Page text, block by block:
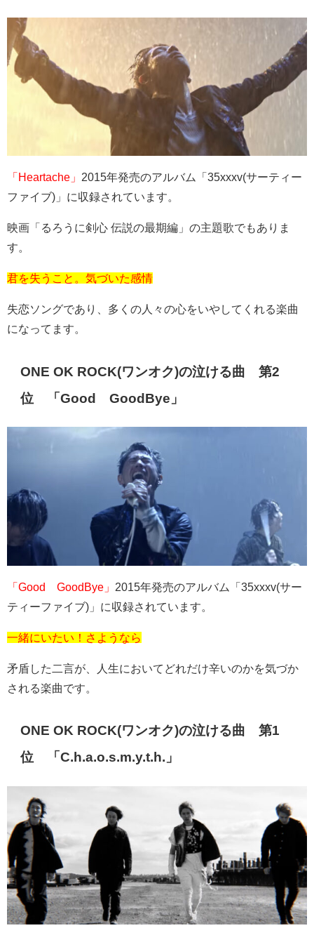
「Heartache」 2015年発売のアルバム「 35xxxv(サーティー
ファイブ) 」に収録されています。
映画「るろうに剣心 伝説の最期編」の主題歌でもありま
す。
君を失うこと。気づいた感情
失恋ソングであり、多くの人々の心をいやしてくれる楽曲
になってます。
ONE OK ROCK(ワンオク)の泣ける曲 第2
位 「Good GoodBye 」
「Good GoodBye」 2015年発売のアルバム「 35xxxv(サー
ティーファイブ) 」に収録されています。
一緒にいたい！さようなら
矛盾した二言が、人生においてどれだけ辛いのかを気づか
される楽曲です。
ONE OK ROCK(ワンオク)の泣ける曲 第1
位 「C.h.a.o.s.m.y.t.h. 」